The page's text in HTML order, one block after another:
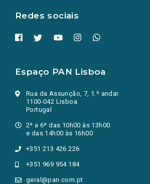
Redes sociais
Espaço PAN Lisboa
Rua da Assunção, 7, 1.º andar
1100-042 Lisboa
Portugal
2ª a 6ª das 10h00 às 13h00
e das 14h00 às 16h00
+351 213 426 226
+351 969 954 184
geral@pan.com.pt